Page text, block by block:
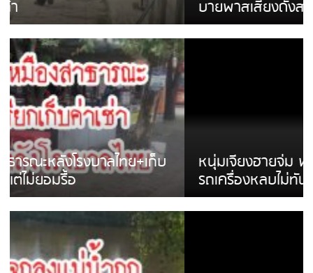
บายพาสเสียงดังสร้างความรำคาญ
หนุ่มเจียงฮายจ่ม พบถังน้ำดื่มตกกลางถนน
รถเครื่องหลบไม่ทันล้มบาดเจ็บ